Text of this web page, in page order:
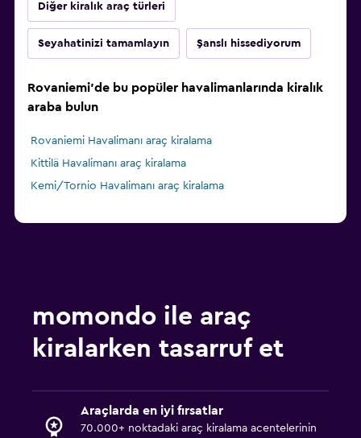
Diğer kiralık araç türleri
Seyahatinizi tamamlayın Şanslı hissediyorum
Rovaniemi'de bu popüler havalimanlarında kiralık
araba bulun
Rovaniemi Havalimanı araç kiralama
Kittilä Havalimanı araç kiralama
Kemi/Tornio Havalimanı araç kiralama
momondo ile araç
kiralarken tasarruf et
Araçlarda en iyi fırsatlar
70.000+ noktadaki araç kiralama acentelerinin